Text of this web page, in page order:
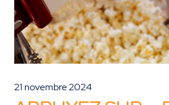
21 novembre 2024